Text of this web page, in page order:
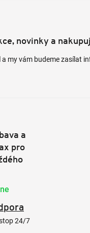
novinky a
a my vám budeme zasílat
24/7